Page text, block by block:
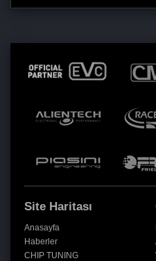
Site Haritası
Anasayfa
Haberler
CHIP TUNING